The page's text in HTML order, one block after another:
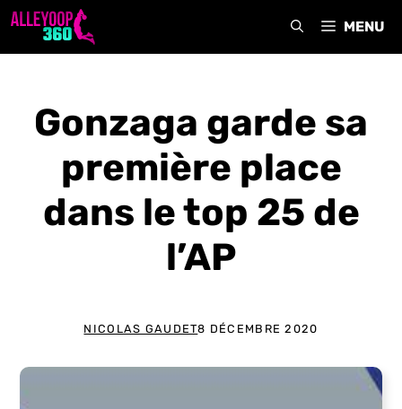
Aller
MENU
Gonzaga garde sa
première place
dans le top 25 de
l’AP
NICOLAS GAUDET8 DÉCEMBRE 2020